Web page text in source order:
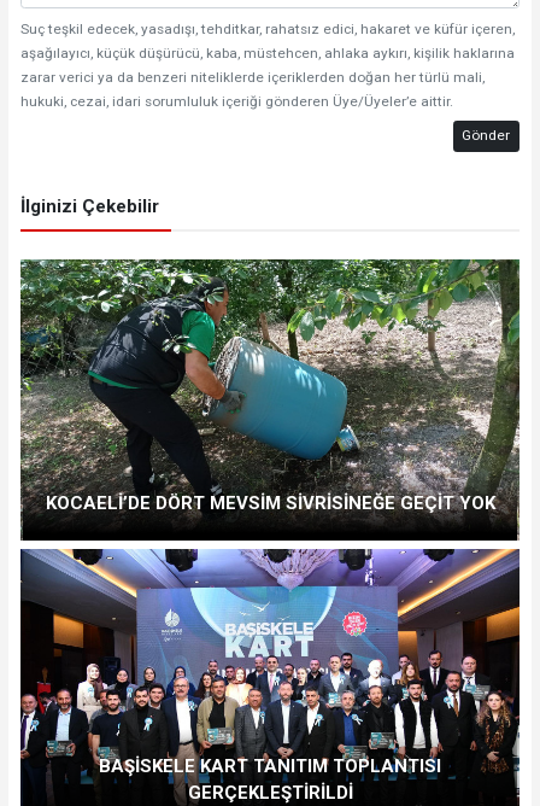
Suç teşkil edecek, yasadışı, tehditkar, rahatsız edici, hakaret ve küfür içeren,
aşağılayıcı, küçük düşürücü, kaba, müstehcen, ahlaka aykırı, kişilik haklarına
zarar verici ya da benzeri niteliklerde içeriklerden doğan her türlü mali,
hukuki, cezai, idari sorumluluk içeriği gönderen Üye/Üyeler’e aittir.
Gönder
İlginizi Çekebilir
KOCAELİ’DE DÖRT MEVSİM SİVRİSİNEĞE GEÇİT YOK
BAŞİSKELE KART TANITIM TOPLANTISI
GERÇEKLEŞTİRİLDİ